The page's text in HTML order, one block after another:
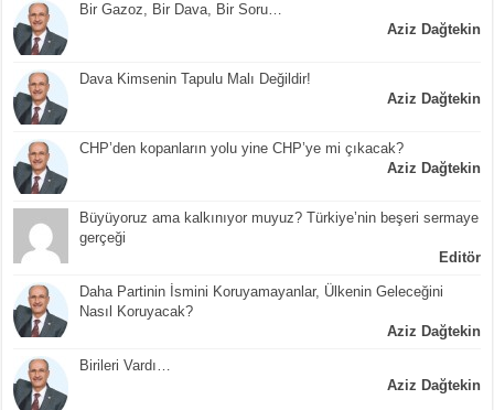
Bir Gazoz, Bir Dava, Bir Soru…
Aziz Dağtekin
Dava Kimsenin Tapulu Malı Değildir!
Aziz Dağtekin
CHP’den kopanların yolu yine CHP’ye mi çıkacak?
Aziz Dağtekin
Büyüyoruz ama kalkınıyor muyuz? Türkiye’nin beşeri sermaye
gerçeği
Editör
Daha Partinin İsmini Koruyamayanlar, Ülkenin Geleceğini
Nasıl Koruyacak?
Aziz Dağtekin
Birileri Vardı…
Aziz Dağtekin